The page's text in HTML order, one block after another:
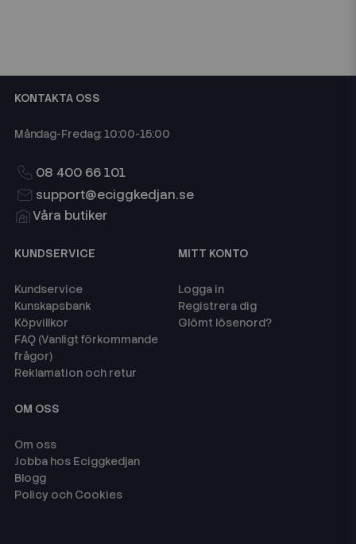
KONTAKTA OSS
Måndag-Fredag: 10:00-15:00
08 400 66 101
support@eciggkedjan.se
Våra butiker
KUNDSERVICE
Kundservice
Kunskapsbank
Köpvillkor
FAQ (Vanligt förkommande
frågor)
Reklamation och retur
MITT KONTO
Logga in
Registrera dig
Glömt lösenord?
OM OSS
Om oss
Jobba hos Eciggkedjan
Blogg
Policy och Cookies